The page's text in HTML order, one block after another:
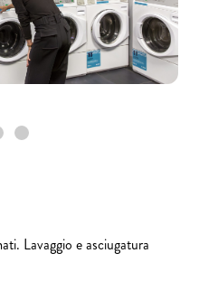
Lavaggio e asciugatura